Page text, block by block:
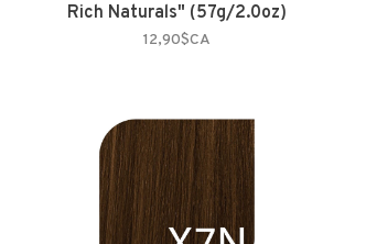
Rich Naturals" (57g/2.0oz)
12,90$CA